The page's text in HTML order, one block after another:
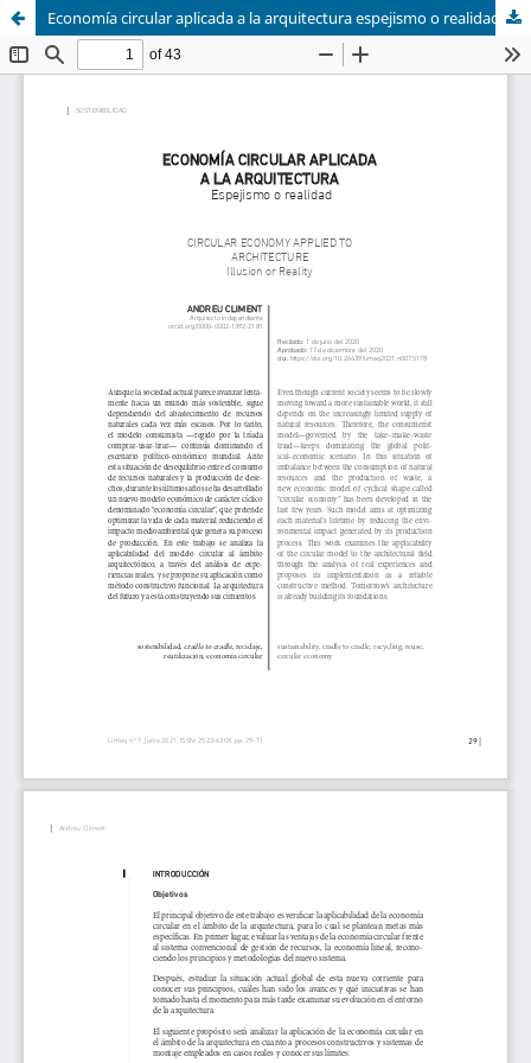
Economía circular aplicada a la arquitectura espejismo o realidad